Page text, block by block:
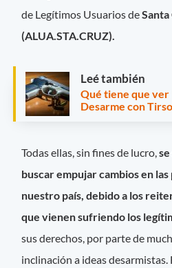
de Legítimos Usuarios de
(ALUA.STA.CRUZ).
Leé también
Qué tiene que ver
Desarme con
Todas ellas, sin fines de lucro,
buscar empujar cambios en
nuestro país, debido a los
que vienen sufriendo los
sus derechos, por parte de
inclinación a ideas